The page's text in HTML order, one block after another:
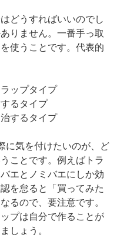
どうすればいいのでし
りません。一番手っ取
使うことです。代表的
ップタイプ
るタイプ
するタイプ
に気を付けたいのが、ど
ことです。例えばトラ
エとノミバエにしか効
を怠ると「買ってみた
るので、要注意です。
プは自分で作ることが
しょう。